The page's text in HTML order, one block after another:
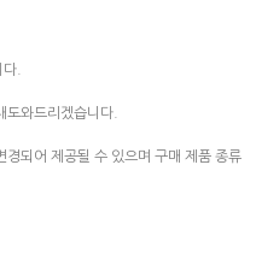
.
도와드리겠습니다.
되어 제공될 수 있으며 구매 제품 종류